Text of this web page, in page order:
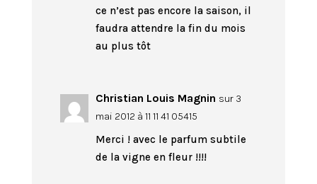
ce n’est pas encore la saison, il
faudra attendre la fin du mois
au plus tôt
Christian Louis Magnin sur 3
mai 2012 à 11 11 41 05415
Merci ! avec le parfum subtile
de la vigne en fleur !!!!